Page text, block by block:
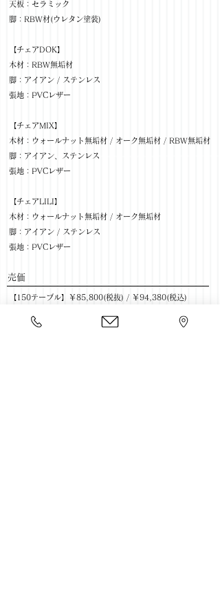
天板：セラミック
脚：RBW材(ウレタン塗装)
【チェアDOK】
木材：RBW無垢材
脚：アイアン / ステンレス
張地：PVCレザー
【チェアMIX】
木材：ウォールナット無垢材 / オーク無垢材 / RBW無垢材
脚：アイアン、ステンレス
張地：PVCレザー
【チェアLILI】
木材：ウォールナット無垢材 / オーク無垢材
脚：アイアン / ステンレス
張地：PVCレザー
​売価
【150テーブル】￥85,800(税抜) / ￥94,380(税込)